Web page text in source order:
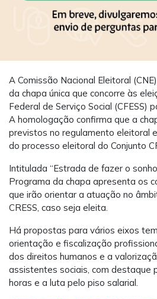
A Comissão Nacional Eleitoral
da chapa única que concorre às
Federal de Serviço Social (CFESS)
A homologação confirma que a
previstos no regulamento eleitoral
do processo eleitoral do Conjunto
Intitulada “Estrada de fazer o
Programa da chapa apresenta os
que irão orientar a atuação no
CRESS, caso seja eleita.
Há propostas para vários eixos
orientação e fiscalização
dos direitos humanos e a
assistentes sociais, com destaque
horas e a luta pelo piso salarial.